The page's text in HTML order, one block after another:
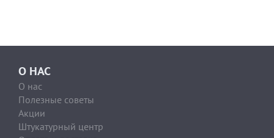
О НАС
О нас
Полезные советы
Акции
Штукатурный центр